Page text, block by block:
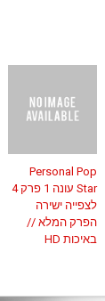
Personal Pop
Star עונה 1 פרק 4
לצפייה ישירה
הפרק המלא //
באיכות HD